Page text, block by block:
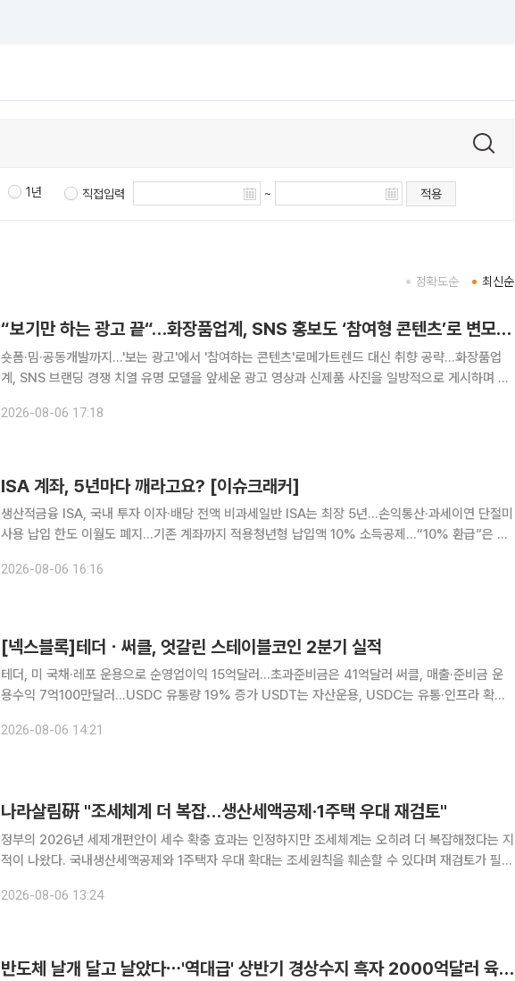
1년 직접입력 ~ 적용
최신순
정확도순
“보기만 하는 광고 끝“…화장품업계, SNS 홍보도 ‘참여형 콘텐츠’로 변모[K뷰티 라방戰]
숏폼·밈·공동개발까지…'보는 광고'에서 '참여하는 콘텐츠'로메가트렌드 대신 취향 공략…화장품업
계, SNS 브랜딩 경쟁 치열 유명 모델을 앞세운 광고 영상과 신제품 사진을 일방적으로 게시하며 보
틱톡 챌린지와 밈(Meme) 콘텐츠, 인플루언서 공동개발, 라이브커머
2026-08-06 17:18
ISA 계좌, 5년마다 깨라고요? [이슈크래커]
생산적금융 ISA, 국내 투자 이자·배당 전액 비과세일반 ISA는 최장 5년…손익통산·과세이연 단절미
사용 납입 한도 이월도 폐지…기존 계좌까지 적용청년형 납입액 10% 소득공제…“10% 환급”은 아
리는 개인종합자산관리계좌(ISA)가 두 갈래로 개편을 앞두
2026-08-06 16:16
[넥스블록]테더ㆍ써클, 엇갈린 스테이블코인 2분기 실적
테더, 미 국채·레포 운용으로 순영업이익 15억달러…초과준비금은 41억달러 써클, 매출·준비금 운
용수익 7억100만달러…USDC 유통량 19% 증가 USDT는 자산운용, USDC는 유통·인프라 확
에도 미국 국채 운용과 스테이블코인 유통 확대를 바탕으로
2026-08-06 14:21
나라살림硏 "조세체계 더 복잡…생산세액공제·1주택 우대 재검토"
정부의 2026년 세제개편안이 세수 확충 효과는 인정하지만 조세체계는 오히려 더 복잡해졌다는 지
적이 나왔다. 국내생산세액공제와 1주택자 우대 확대는 조세원칙을 훼손할 수 있다며 재검토가 필요
전, 복잡해진 조세체계' 보고서에서 정부의 2026년 세제개편안이 20
2026-08-06 13:24
반도체 날개 달고 날았다⋯'역대급' 상반기 경상수지 흑자 2000억달러 육박 [종합]